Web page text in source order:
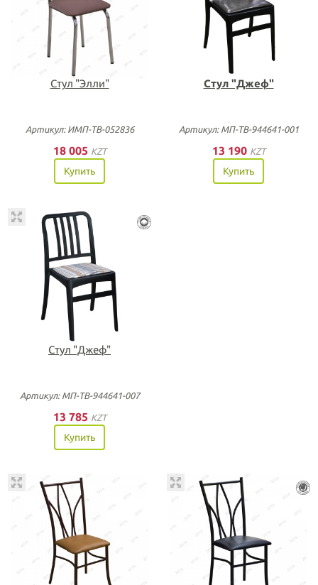
Стул "Элли"
Артикул: ИМП-ТВ-052836
18 005 KZT
Купить
Стул "Джеф"
Артикул: МП-ТВ-944641-001
13 190 KZT
Купить
Стул "Джеф"
Артикул: МП-ТВ-944641-007
13 785 KZT
Купить